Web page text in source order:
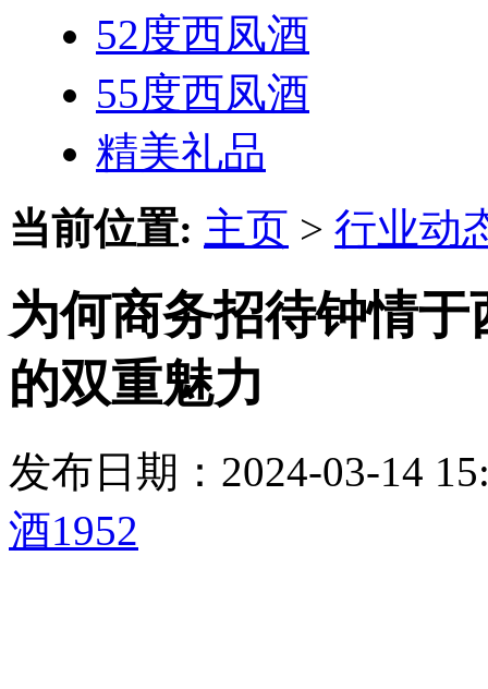
52度西凤酒
55度西凤酒
精美礼品
当前位置: 主页 > 行业动
为何商务招待钟情
的双重魅力
发布日期：2024-03-14
酒1952